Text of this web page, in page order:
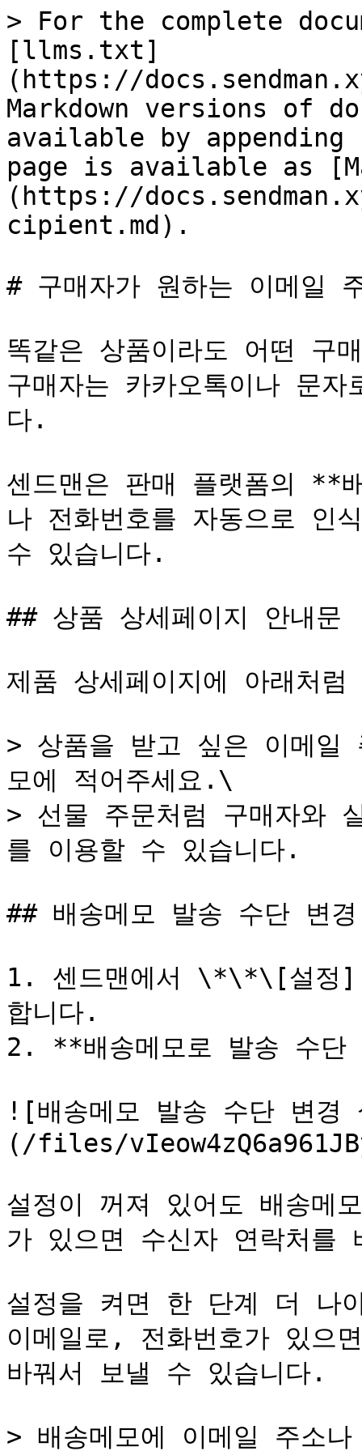
> For the complete
[llms.txt]
(https://
Markdown versions of
available by
page is available as
(https://
cipient.md).
# 구매자가 원하는 이메일
똑같은 상품이라도 어떤 구
구매자는 카카오톡이나 문
다.
센드맨은 판매 플랫폼의 **
나 전화번호를 자동으로 인
수 있습니다.
## 상품 상세페이지 안내문
제품 상세페이지에 아래처
> 상품을 받고 싶은 이메일
모에 적어주세요.\
> 선물 주문처럼 구매자와
를 이용할 수 있습니다.
## 배송메모 발송 수단 변
1. 센드맨에서 \*\*\[설정
합니다.
2. **배송메모로 발송 수단
![배송메모 발송 수단 변경
(/files/
설정이 꺼져 있어도 배송메
가 있으면 수신자 연락처를
설정을 켜면 한 단계 더 나
이메일로, 전화번호가 있으
바꿔서 보낼 수 있습니다.
> 배송메모에 이메일 주소